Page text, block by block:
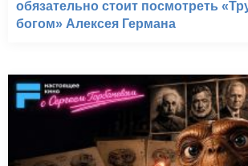
обязательно стоит посмотреть
богом» Алексея Германа